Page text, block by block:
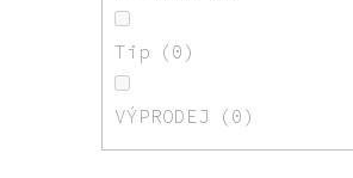
Tip 0
VÝPRODEJ 0